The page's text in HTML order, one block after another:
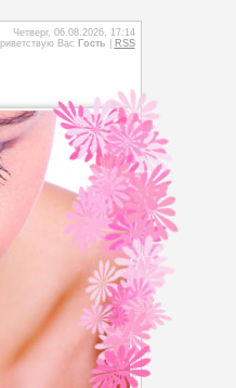
Четверг, 06.08.2026, 17:14
Вас
Гость RSS